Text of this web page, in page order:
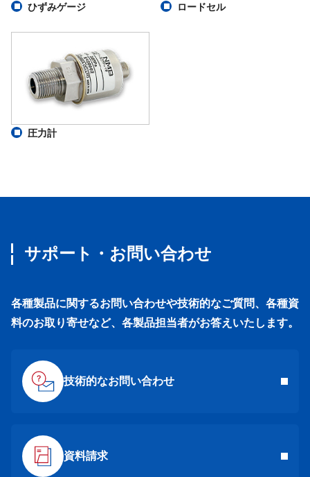
ひずみゲージ ロードセル
圧力計
サポート・お問い合わせ
各種製品に関するお問い合わせや技術的なご質問、各種資
料のお取り寄せなど、各製品担当者がお答えいたします。
技術的なお問い合わせ
資料請求